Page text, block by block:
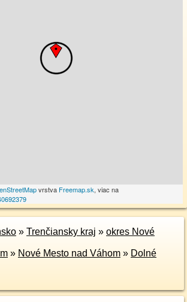
vrstva Freemap.sk, viac na
» Trenčiansky kraj » okres Nové
» Nové Mesto nad Váhom » Dolné